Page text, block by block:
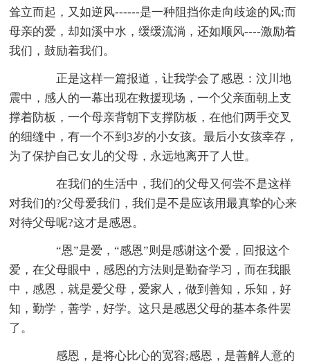
耸立而起，又如逆风------是一种阻挡你走向歧途的风;而
母亲的爱，却如溪中水，缓缓流淌，还如顺风----激励着
我们，鼓励着我们。
正是这样一篇报道，让我学会了感恩：汶川地
震中，感人的一幕出现在救援现场，一个父亲面朝上支
撑着防板，一个母亲背朝下支撑防板，在他们两手交叉
的细缝中，有一个不到3岁的小女孩。最后小女孩幸存，
为了保护自己女儿的父母，永远地离开了人世。
在我们的生活中，我们的父母又何尝不是这样
对我们的?父母爱我们，我们是不是应该用最真挚的心来
对待父母呢?这才是感恩。
“恩”是爱，“感恩”则是感谢这个爱，回报这个
爱，在父母眼中，感恩的方法则是勤奋学习，而在我眼
中，感恩，就是爱父母，爱家人，做到善知，乐知，好
知，勤学，善学，好学。这只是感恩父母的基本条件罢
了。
感恩，是将心比心的宽容;感恩，是善解人意的